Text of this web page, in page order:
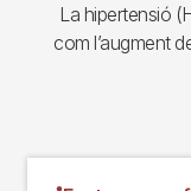
La hipertensió
com l’augment